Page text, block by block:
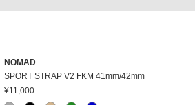
NOMAD
SPORT STRAP V2 FKM 41mm/42mm
¥11,000